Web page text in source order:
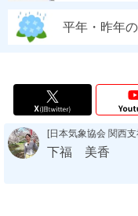
平年・昨年
[日本気象協会 関西支
下福 美香